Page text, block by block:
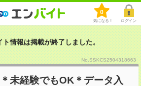
0
気になる！ ログイン
ト情報は掲載が終了しました。
No.SSKCS2504318663
未経験でもOK＊データ入